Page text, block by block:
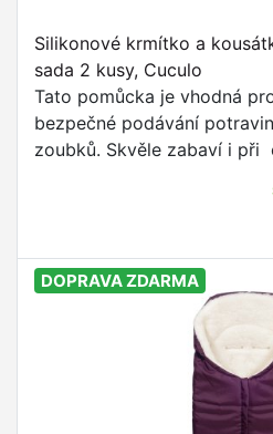
Silikonové krmítko a
sada 2 kusy, Cuculo
Tato pomůcka je vhodná
bezpečné podávání
zoubků. Skvěle zabaví i při
DOPRAVA ZDARMA